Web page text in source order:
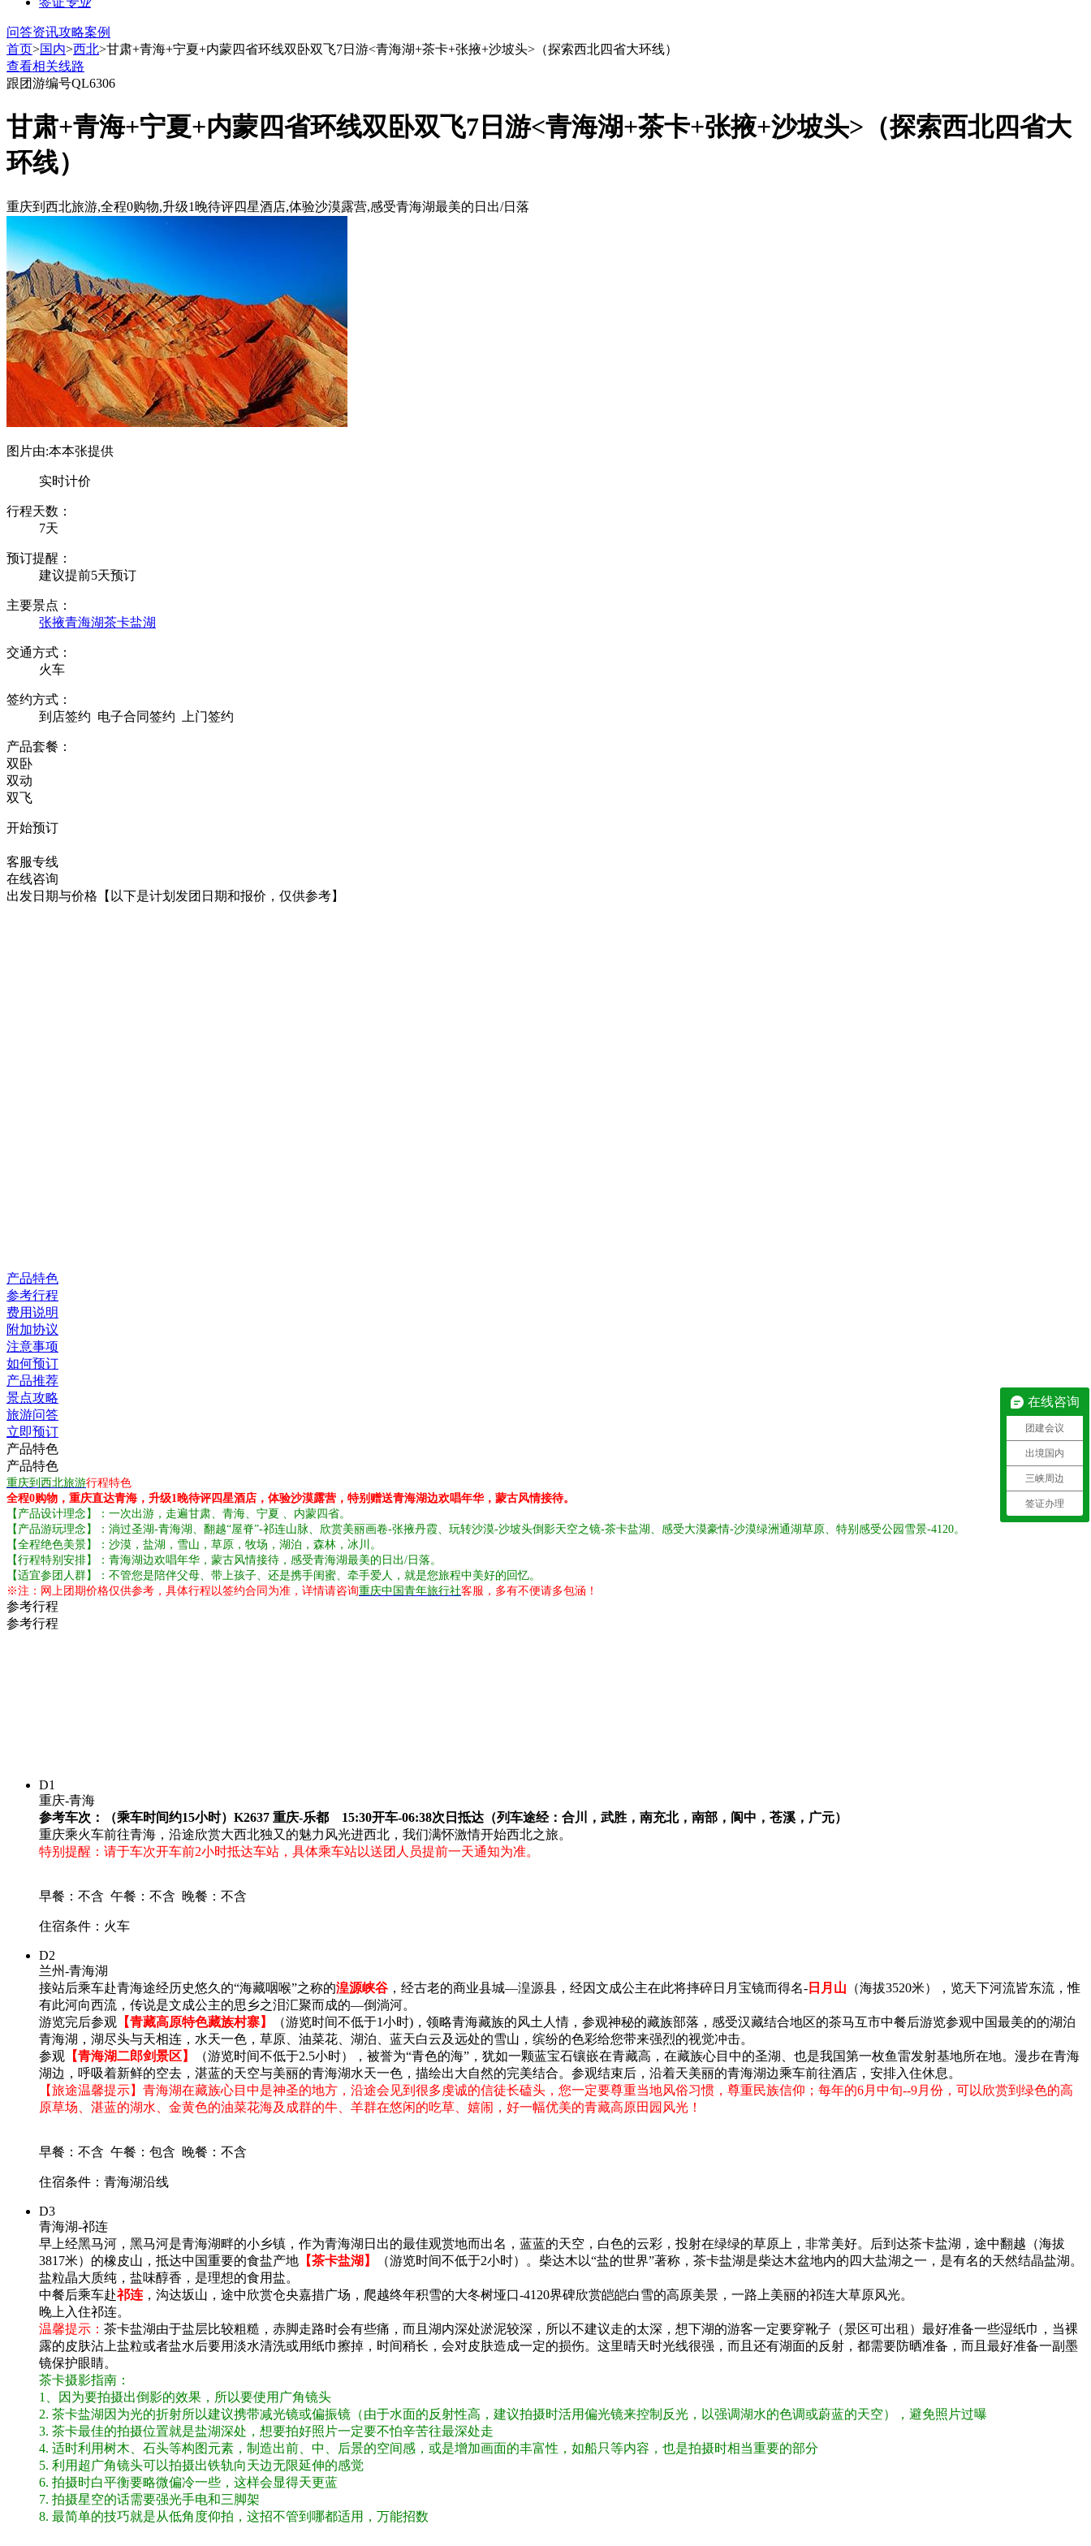
问答资讯攻略案例
首页>国内>西北>甘肃+青海+宁夏+内蒙四省环线双卧双飞7日游<青海湖+茶卡+张掖+沙坡头>（探索西北四省大环线）
查看相关线路
跟团游编号QL6306
甘肃+青海+宁夏+内蒙四省环线双卧双飞7日游<青海湖+茶卡+张掖+沙坡头>（探索西北四省大
环线）
重庆到西北旅游,全程0购物,升级1晚待评四星酒店,体验沙漠露营,感受青海湖最美的日出/日落
图片由:本本张提供
实时计价
行程天数：
7天
预订提醒：
建议提前5天预订
主要景点：
张掖青海湖茶卡盐湖
交通方式：
火车
签约方式：
到店签约 电子合同签约 上门签约
产品套餐：
双卧
双动
双飞
开始预订
客服专线
在线咨询
出发日期与价格 【以下是计划发团日期和报价，仅供参考】
产品特色
参考行程
费用说明
附加协议
注意事项
如何预订
产品推荐
景点攻略
旅游问答
立即预订
产品特色
产品特色
重庆到西北旅游行程特色
全程0购物，重庆直达青海，升级1晚待评四星酒店，体验沙漠露营，特别赠送青海湖边欢唱年华，蒙古风情接待。
【产品设计理念】：一次出游，走遍甘肃、青海、宁夏 、内蒙四省。
【产品游玩理念】：淌过圣湖-青海湖、翻越“屋脊”-祁连山脉、欣赏美丽画卷-张掖丹霞、玩转沙漠-沙坡头倒影天空之镜-茶卡盐湖、感受大漠豪情-沙漠绿洲通湖草原、特别感受公园雪景-4120。
【全程绝色美景】：沙漠，盐湖，雪山，草原，牧场，湖泊，森林，冰川。
【行程特别安排】：青海湖边欢唱年华，蒙古风情接待，感受青海湖最美的日出/日落。
【适宜参团人群】：不管您是陪伴父母、带上孩子、还是携手闺蜜、牵手爱人，就是您旅程中美好的回忆。
※注：网上团期价格仅供参考，具体行程以签约合同为准，详情请咨询重庆中国青年旅行社客服，多有不便请多包涵！
参考行程
参考行程
D1
重庆-青海
参考车次：（乘车时间约15小时）K2637 重庆-乐都 15:30开车-06:38次日抵达（列车途经：合川，武胜，南充北，南部，阆中，苍溪，广元）
重庆乘火车前往青海，沿途欣赏大西北独又的魅力风光进西北，我们满怀激情开始西北之旅。
特别提醒：请于车次开车前2小时抵达车站，具体乘车站以送团人员提前一天通知为准。
早餐：不含 午餐：不含 晚餐：不含
住宿条件：火车
D2
兰州-青海湖
接站后乘车赴青海途经历史悠久的“海藏咽喉”之称的湟源峡谷 ，经古老的商业县城—湟源县，经因文成公主在此将摔碎日月宝镜而得名- 日月山 （海拔3520米），览天下河流皆东流，惟
有此河向西流，传说是文成公主的思乡之泪汇聚而成的—倒淌河。
游览完后参观 【青藏高原特色藏族村寨】
（游览时间不低于1小时)，领略青海藏族的风土人情，参观神秘的藏族部落，感受汉藏结合地区的茶马互市中餐后游览参观中国最美的的湖泊
青海湖，湖尽头与天相连，水天一色，草原、油菜花、湖泊、蓝天白云及远处的雪山，缤纷的色彩给您带来强烈的视觉冲击。
参观 【青海湖二郎剑景区】
（游览时间不低于2.5小时），被誉为“青色的海”，犹如一颗蓝宝石镶嵌在青藏高，在藏族心目中的圣湖、也是我国第一枚鱼雷发射基地所在地。漫步在青海
湖边，呼吸着新鲜的空去，湛蓝的天空与美丽的青海湖水天一色，描绘出大自然的完美结合。参观结束后，沿着天美丽的青海湖边乘车前往酒店，安排入住休息。
【旅途温馨提示】青海湖在藏族心目中是神圣的地方，沿途会见到很多虔诚的信徒长磕头，您一定要尊重当地风俗习惯，尊重民族信仰；每年的6月中旬--9月份，可以欣赏到绿色的高
原草场、湛蓝的湖水、金黄色的油菜花海及成群的牛、羊群在悠闲的吃草、嬉闹，好一幅优美的青藏高原田园风光！
早餐：不含 午餐：包含 晚餐：不含
住宿条件：青海湖沿线
D3
青海湖-祁连
早上经黑马河，黑马河是青海湖畔的小乡镇，作为青海湖日出的最佳观赏地而出名，蓝蓝的天空，白色的云彩，投射在绿绿的草原上，非常美好。后到达茶卡盐湖，途中翻越（海拔
3817米）的橡皮山，抵达中国重要的食盐产地 【茶卡盐湖】
（游览时间不低于2小时）。柴达木以“盐的世界”著称，茶卡盐湖是柴达木盆地内的四大盐湖之一，是有名的天然结晶盐湖。
盐粒晶大质纯，盐味醇香，是理想的食用盐。
中餐后乘车赴祁连 ，沟达坂山，途中欣赏仓央嘉措广场，爬越终年积雪的大冬树垭口-4120界碑欣赏皑皑白雪的高原美景，一路上美丽的祁连大草原风光。
晚上入住祁连。
温馨提示： 茶卡盐湖由于盐层比较粗糙，赤脚走路时会有些痛，而且湖内深处淤泥较深，所以不建议走的太深，想下湖的游客一定要穿靴子（景区可出租）最好准备一些湿纸巾，当裸
露的皮肤沾上盐粒或者盐水后要用淡水清洗或用纸巾擦掉，时间稍长，会对皮肤造成一定的损伤。这里晴天时光线很强，而且还有湖面的反射，都需要防晒准备，而且最好准备一副墨
镜保护眼睛。
茶卡摄影指南：
1、因为要拍摄出倒影的效果，所以要使用广角镜头
2. 茶卡盐湖因为光的折射所以建议携带减光镜或偏振镜（由于水面的反射性高，建议拍摄时活用偏光镜来控制反光，以强调湖水的色调或蔚蓝的天空），避免照片过曝
3. 茶卡最佳的拍摄位置就是盐湖深处，想要拍好照片一定要不怕辛苦往最深处走
4. 适时利用树木、石头等构图元素，制造出前、中、后景的空间感，或是增加画面的丰富性，如船只等内容，也是拍摄时相当重要的部分
5. 利用超广角镜头可以拍摄出铁轨向天边无限延伸的感觉
6. 拍摄时白平衡要略微偏冷一些，这样会显得天更蓝
7. 拍摄星空的话需要强光手电和三脚架
8. 最简单的技巧就是从低角度仰拍，这招不管到哪都适用，万能招数
在线咨询
团建会议
出境国内
三峡周边
签证办理